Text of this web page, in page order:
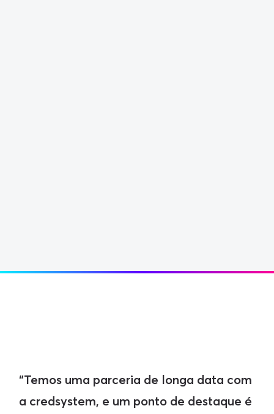
“Temos uma parceria de longa data com
a credsystem, e um ponto de destaque é